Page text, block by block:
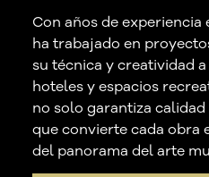
Con años de experiencia
ha trabajado en
su técnica y creatividad
hoteles y espacios
no solo garantiza
que convierte cada obra
del panorama del arte